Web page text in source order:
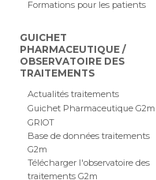
Formations pour les patients
GUICHET
PHARMACEUTIQUE /
OBSERVATOIRE DES
TRAITEMENTS
Actualités traitements
Guichet Pharmaceutique G2m
GRIOT
Base de données traitements
G2m
Télécharger l'observatoire des
traitements G2m